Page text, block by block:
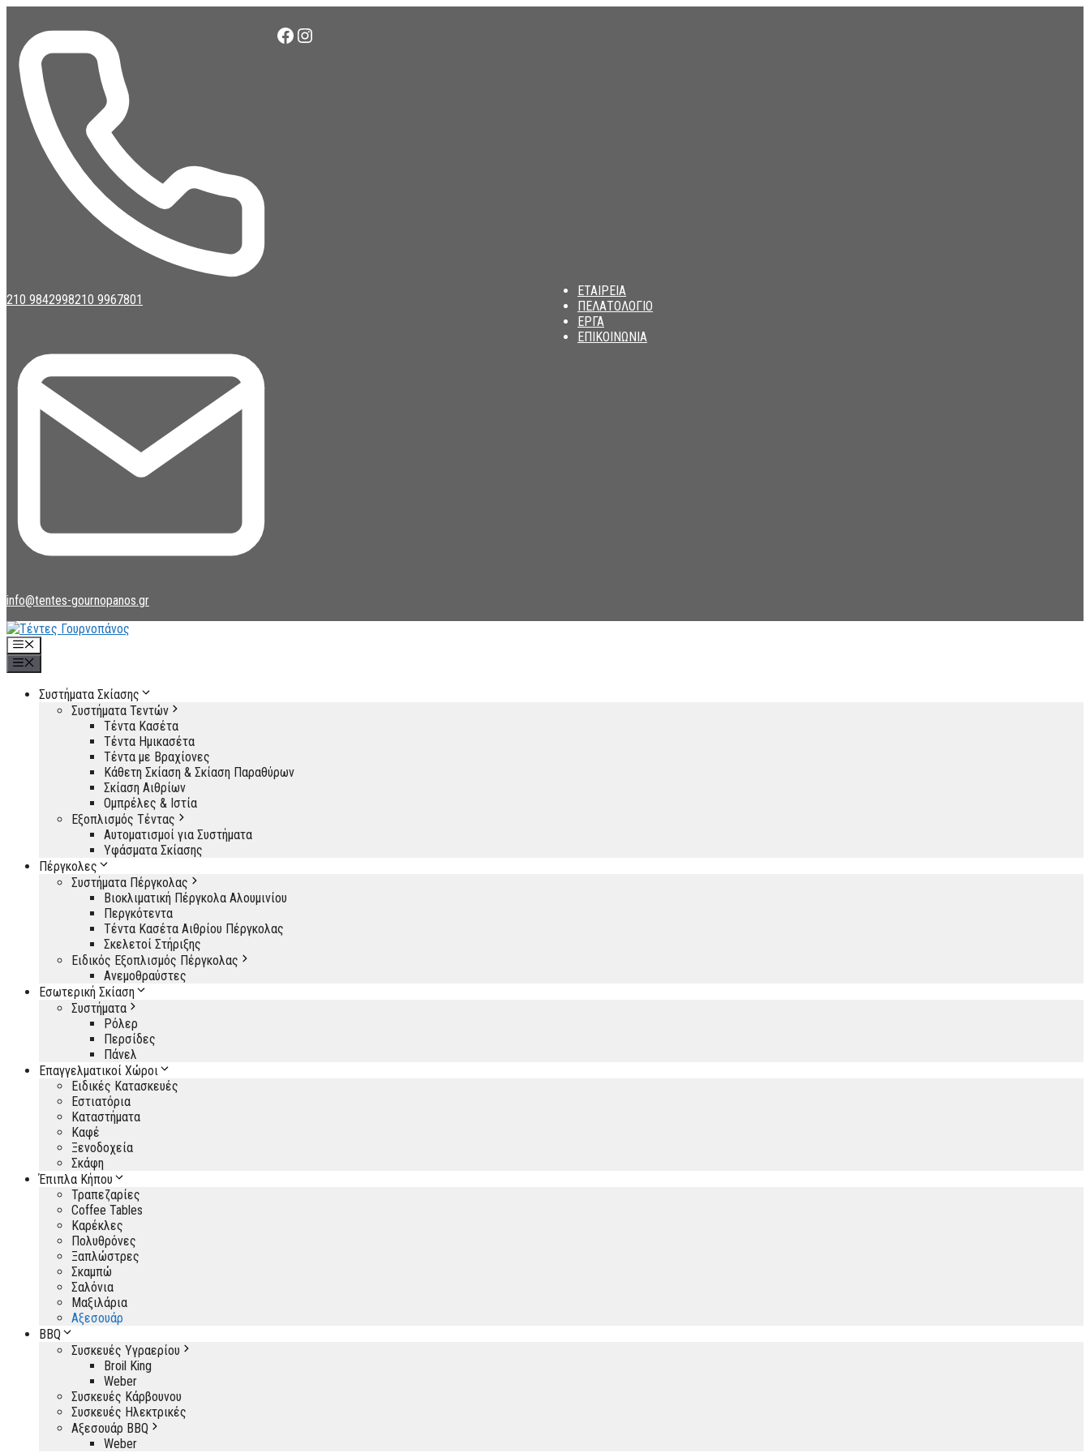
περιεχόμενο
210 9842998210 9967801
info@tentes-gournopanos.gr
Facebook
Instagram
ΕΤΑΙΡΕΙΑ
ΠΕΛΑΤΟΛΟΓΙΟ
ΕΡΓΑ
ΕΠΙΚΟΙΝΩΝΙΑ
Μενού
Συστήματα Σκίασης
Συστήματα Τεντών
Τέντα Κασέτα
Τέντα Ημικασέτα
Τέντα με Βραχίονες
Κάθετη Σκίαση & Σκίαση Παραθύρων
Σκίαση Αιθρίων
Ομπρέλες & Ιστία
Εξοπλισμός Τέντας
Αυτοματισμοί για Συστήματα
Υφάσματα Σκίασης
Πέργκολες
Συστήματα Πέργκολας
Βιοκλιματική Πέργκολα Αλουμινίου
Περγκότεντα
Τέντα Κασέτα Αιθρίου Πέργκολας
Σκελετοί Στήριξης
Ειδικός Εξοπλισμός Πέργκολας
Ανεμοθραύστες
Εσωτερική Σκίαση
Συστήματα
Ρόλερ
Περσίδες
Πάνελ
Επαγγελματικοί Χώροι
Ειδικές Κατασκευές
Εστιατόρια
Καταστήματα
Καφέ
Ξενοδοχεία
Σκάφη
Έπιπλα Κήπου
Τραπεζαρίες
Coffee Tables
Καρέκλες
Πολυθρόνες
Ξαπλώστρες
Σκαμπώ
Σαλόνια
Μαξιλάρια
Αξεσουάρ
BBQ
Συσκευές Υγραερίου
Broil King
Weber
Συσκευές Κάρβουνου
Συσκευές Ηλεκτρικές
Αξεσουάρ BBQ
Weber